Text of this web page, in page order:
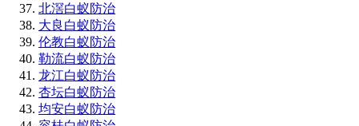
北滘白蚁防治
大良白蚁防治
伦教白蚁防治
勒流白蚁防治
龙江白蚁防治
杏坛白蚁防治
均安白蚁防治